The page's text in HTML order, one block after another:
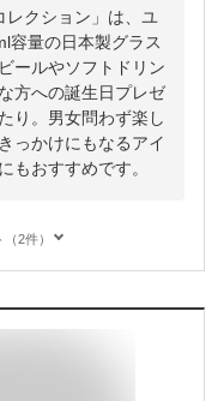
レクション」は、ユ
容量の日本製グラス
ールやソフトドリン
方への誕生日プレゼ
り。男女問わず楽し
っかけにもなるアイ
もおすすめです。
2件）